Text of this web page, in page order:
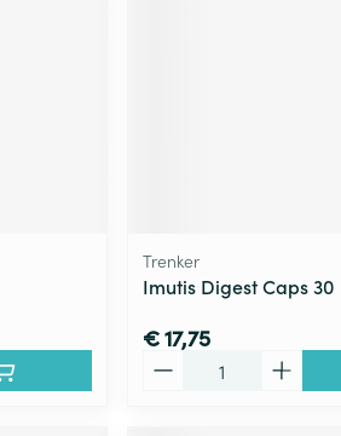
Trenker
Imutis Digest Caps 30
€ 17,75